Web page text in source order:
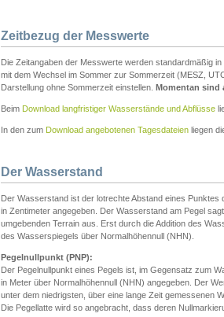
Zeitbezug der Messwerte
Die Zeitangaben der Messwerte werden standardmäßig
mit dem Wechsel im Sommer zur Sommerzeit (MESZ,
Darstellung ohne Sommerzeit einstellen. Momentan sind
Beim Download langfristiger Wasserstände und Abflüsse
In den zum Download angebotenen Tagesdateien liegen
Der Wasserstand
Der Wasserstand ist der lotrechte Abstand eines Punktes
in Zentimeter angegeben. Der Wasserstand am Pegel
umgebenden Terrain aus. Erst durch die Addition des
des Wasserspiegels über Normalhöhennull (NHN).
Pegelnullpunkt (PNP):
Der Pegelnullpunkt eines Pegels ist, im Gegensatz zum
in Meter über Normalhöhennull (NHN) angegeben. Der
unter dem niedrigsten, über eine lange Zeit gemessenen
Die Pegellatte wird so angebracht, dass deren